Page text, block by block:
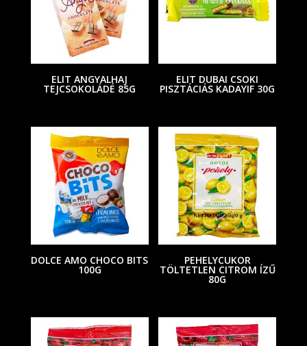
ELIT ANGYALHAJ
TEJCSOKOLÁDÉ 85G
ELIT DUBAI CSOKI
PISZTÁCIÁS KADAYIF 30G
DOLCE AMO CHOCO BITS
100G
PEHELYCUKOR
TÖLTETLEN CITROM ÍZŰ
80G